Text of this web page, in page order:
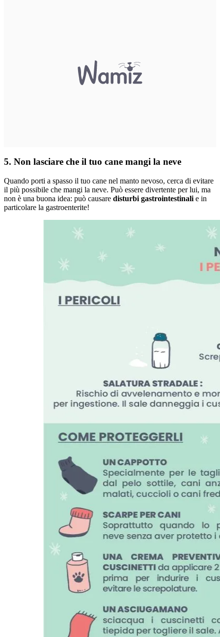
5. Non lasciare che il tuo cane mangi la neve
Quando porti a spasso il tuo cane nel manto nevoso, cerca di evitare
il più possibile che mangi la neve. Può essere divertente per lui, ma
non è una buona idea: può causare disturbi gastrointestinali e in
particolare la gastroenterite!